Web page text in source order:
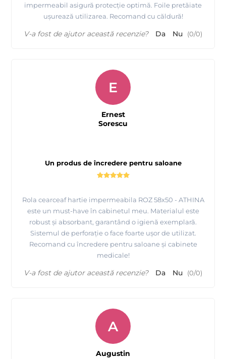
impermeabil asigură protecție optimă. Foile pretăiate
ușurează utilizarea. Recomand cu căldură!
V-a fost de ajutor această recenzie? Da Nu (0/0)
Un produs de încredere pentru saloane
Rola cearceaf hartie impermeabila ROZ 58x50 - ATHINA
este un must-have în cabinetul meu. Materialul este
robust și absorbant, garantând o igienă exemplară.
Sistemul de perforație o face foarte ușor de utilizat.
Recomand cu încredere pentru saloane și cabinete
medicale!
E
Ernest
Sorescu
V-a fost de ajutor această recenzie? Da Nu (0/0)
A
Augustin